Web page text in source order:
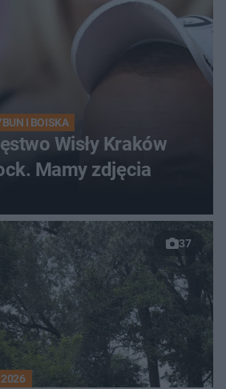
I BOISKA
Wisły Kraków
Mamy zdjęcia
37
2026